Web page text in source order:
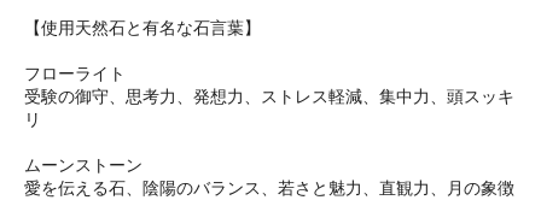
【使用天然石と有名な石言葉】
フローライト
受験の御守、思考力、発想力、ストレス軽減、集中力、頭スッキ
リ
ムーンストーン
愛を伝える石、陰陽のバランス、若さと魅力、直観力、月の象徴